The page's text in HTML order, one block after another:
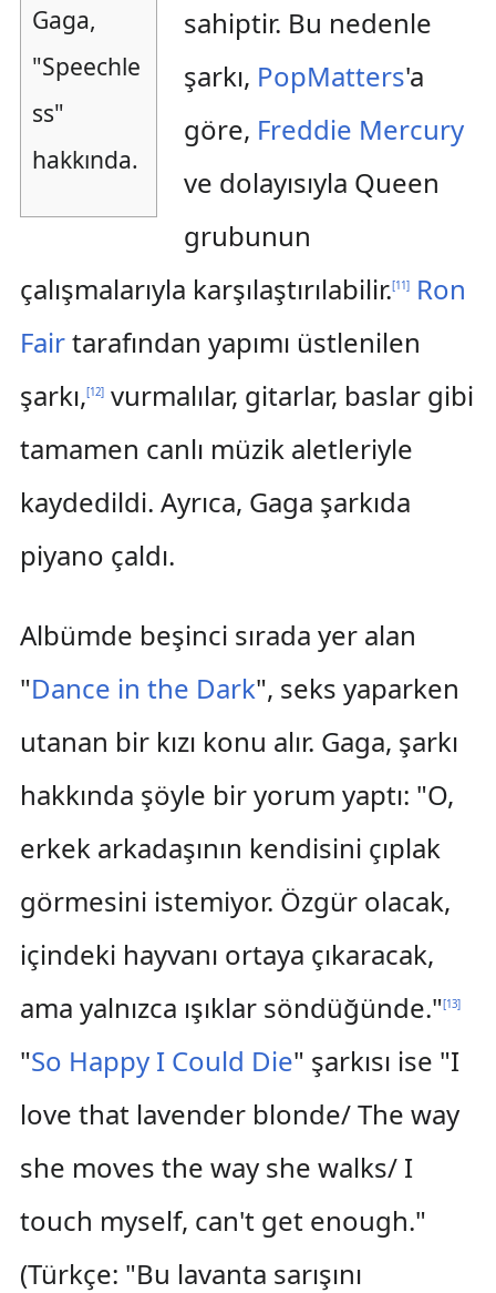
Gaga,
"Speechle
ss"
hakkında.
sahiptir. Bu nedenle
şarkı, PopMatters'a
göre, Freddie Mercury
ve dolayısıyla Queen
grubunun
çalışmalarıyla karşılaştırılabilir.[11]
Ron
Fairtarafından yapımı üstlenilen
şarkı,[12]vurmalılar, gitarlar, baslar gibi
tamamen canlı müzik aletleriyle
kaydedildi. Ayrıca, Gaga şarkıda
piyano çaldı.
Albümde beşinci sırada yer alan
"Dance in the Dark", seks yaparken
utanan bir kızı konu alır. Gaga, şarkı
hakkında şöyle bir yorum yaptı: "O,
erkek arkadaşının kendisini çıplak
görmesini istemiyor. Özgür olacak,
içindeki hayvanı ortaya çıkaracak,
ama yalnızca ışıklar söndüğünde."[13]
"So Happy I Could Die" şarkısı ise "I
love that lavender blonde/ The way
she moves the way she walks/ I
touch myself, can't get enough."
(Türkçe: "Bu lavanta sarışını